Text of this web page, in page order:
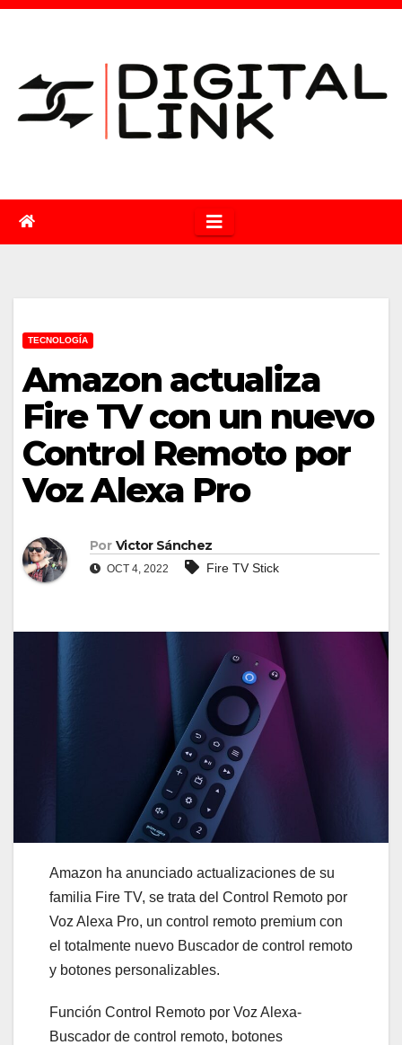
Saltar
TECNOLOGÍA
Amazon actualiza
Fire TV con un nuevo
Control Remoto por
Voz Alexa Pro
Por Victor Sánchez
OCT 4, 2022 Fire TV Stick
Amazon ha anunciado actualizaciones de su
familia Fire TV, se trata del Control Remoto por
Voz Alexa Pro, un control remoto premium con
el totalmente nuevo Buscador de control remoto
y botones personalizables.
Función Control Remoto por Voz Alexa-
Buscador de control remoto, botones